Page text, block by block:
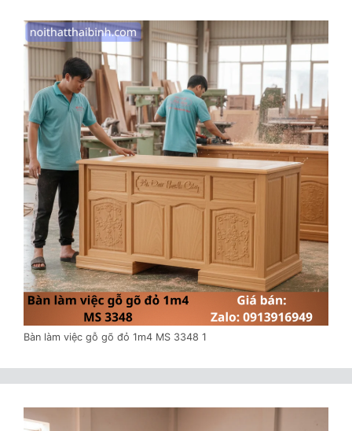
Bàn làm việc gỗ gõ đỏ 1m4 MS 3348 1